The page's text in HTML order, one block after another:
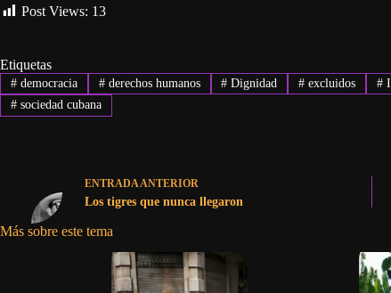
Post Views: 13
Etiquetas
#democracia #derechos humanos # Dignidad # excluidos #
#sociedad cubana
ENTRADAANTERIOR
Los tigres que nunca llegaron
Más sobre este tema